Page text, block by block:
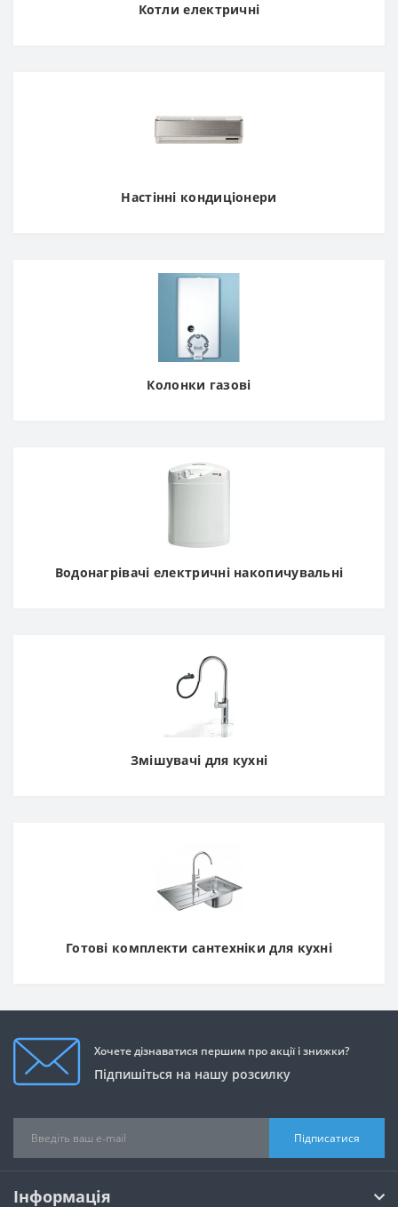
Котли електричні
Настінні кондиціонери
Колонки газові
Водонагрівачі електричні накопичувальні
Змішувачі для кухні
Готові комплекти сантехніки для кухні
Хочете дізнаватися першим про акції і знижки?
Підпишіться на нашу розсилку
Підписатися
Інформація